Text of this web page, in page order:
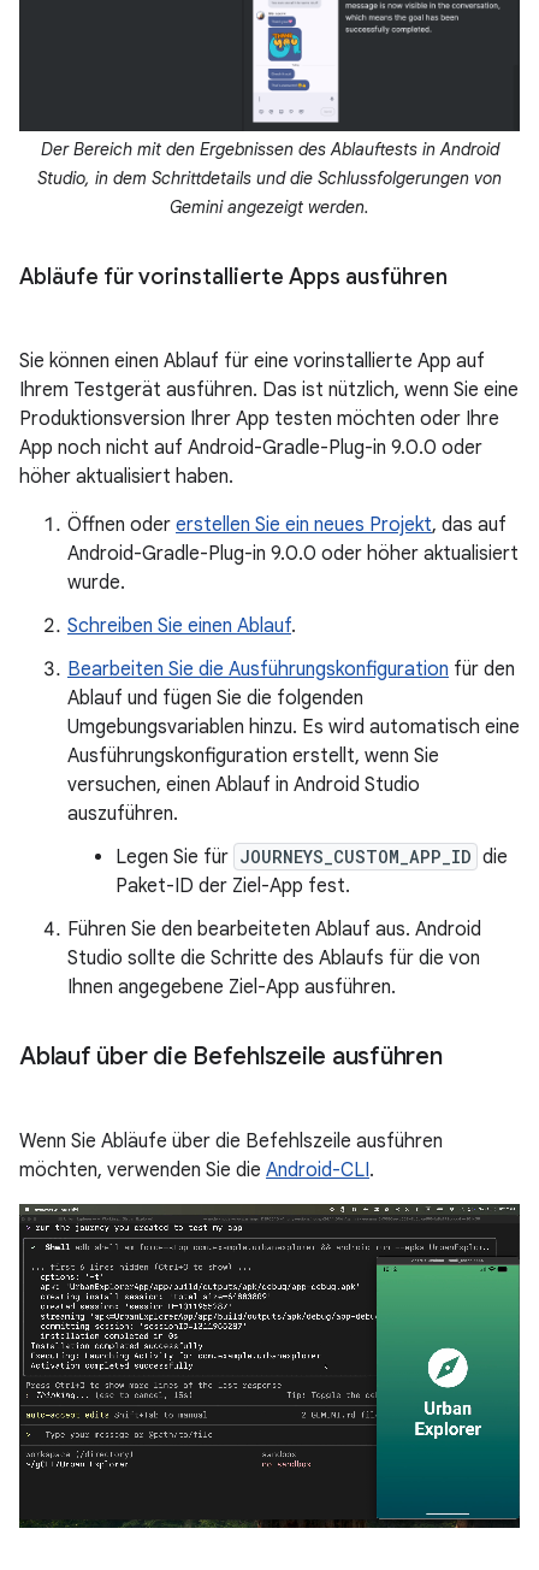
Der Bereich mit den Ergebnissen des Ablauftests in Android
Studio, in dem Schrittdetails und die Schlussfolgerungen von
Gemini angezeigt werden.
Abläufe für vorinstallierte Apps ausführen
Sie können einen Ablauf für eine vorinstallierte App auf
Ihrem Testgerät ausführen. Das ist nützlich, wenn Sie eine
Produktionsversion Ihrer App testen möchten oder Ihre
App noch nicht auf Android-Gradle-Plug-in 9.0.0 oder
höher aktualisiert haben.
Öffnen oder erstellen Sie ein neues Projekt, das auf
Android-Gradle-Plug-in 9.0.0 oder höher aktualisiert
wurde.
Schreiben Sie einen Ablauf.
Bearbeiten Sie die Ausführungskonfiguration für den
Ablauf und fügen Sie die folgenden
Umgebungsvariablen hinzu. Es wird automatisch eine
Ausführungskonfiguration erstellt, wenn Sie
versuchen, einen Ablauf in Android Studio
auszuführen.
Legen Sie für JOURNEYS_CUSTOM_APP_ID die
Paket-ID der Ziel-App fest.
Führen Sie den bearbeiteten Ablauf aus. Android
Studio sollte die Schritte des Ablaufs für die von
Ihnen angegebene Ziel-App ausführen.
Ablauf über die Befehlszeile ausführen
Wenn Sie Abläufe über die Befehlszeile ausführen
möchten, verwenden Sie die Android-CLI.